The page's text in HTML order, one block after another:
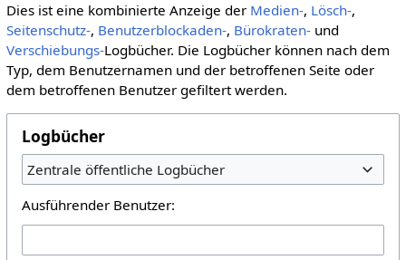
Dies ist eine kombinierte Anzeige der Medien-, Lösch-,
Seitenschutz-, Benutzerblockaden-, Bürokraten-und
Verschiebungs-Logbücher. Die Logbücher können nach dem
Typ, dem Benutzernamen und der betroffenen Seite oder
dem betroffenen Benutzer gefiltert werden.
Logbücher
Zentrale öffentliche Logbücher
Ausführender Benutzer: